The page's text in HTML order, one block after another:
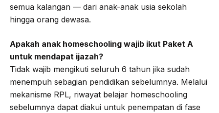
semua kalangan — dari anak-anak usia sekolah
hingga orang dewasa.
Apakah anak homeschooling wajib ikut Paket A
untuk mendapat ijazah?
Tidak wajib mengikuti seluruh 6 tahun jika sudah
menempuh sebagian pendidikan sebelumnya. Melalui
mekanisme RPL, riwayat belajar homeschooling
sebelumnya dapat diakui untuk penempatan di fase